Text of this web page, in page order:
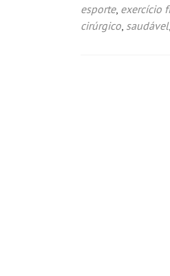
esporte, exercício
cirúrgico, saudável,